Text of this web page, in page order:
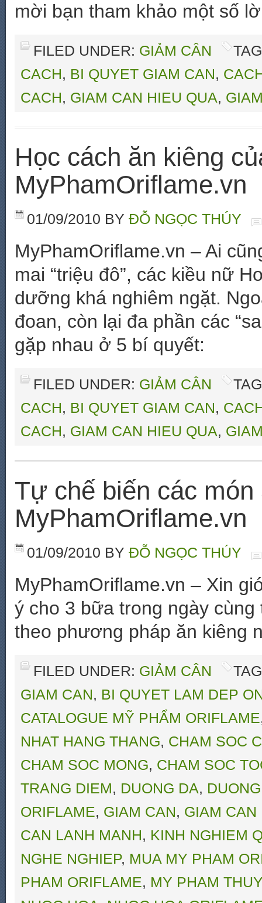
mời bạn tham khảo một số
FILED UNDER: GIẢM CÂN
CACH, BI QUYET GIAM CAN,
CACH, GIAM CAN HIEU QUA,
Học cách ăn kiêng
MyPhamOriflame.vn
01/09/2010 BY ĐỖ NGỌC THÚY
MyPhamOriflame.vn – Ai
mai “triệu đô”, các kiều nữ
dưỡng khá nghiêm ngặt.
đoan, còn lại đa phần các
gặp nhau ở 5 bí quyết:
FILED UNDER: GIẢM CÂN
CACH, BI QUYET GIAM CAN,
CACH, GIAM CAN HIEU QUA,
Tự chế biến các món
MyPhamOriflame.vn
01/09/2010 BY ĐỖ NGỌC THÚY
MyPhamOriflame.vn – Xin
ý cho 3 bữa trong ngày
theo phương pháp ăn kiêng
FILED UNDER: GIẢM CÂN
GIAM CAN, BI QUYET LAM DEP
CATALOGUE MỸ PHẨM ORIFLAME
NHAT HANG THANG, CHAM SOC
CHAM SOC MONG, CHAM SOC
TRANG DIEM, DUONG DA,
ORIFLAME, GIAM CAN, GIAM CAN
CAN LANH MANH, KINH NGHIEM
NGHE NGHIEP, MUA MY PHAM
PHAM ORIFLAME, MY PHAM